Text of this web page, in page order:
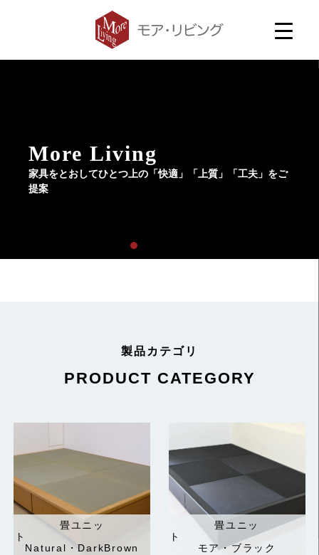
More Living
家具をとおしてひとつ上の「快適」「上質」「工夫」をご
提案
製品カテゴリ
PRODUCT CATEGORY
畳ユニッ
ト
Natural・DarkBrown
畳ユニッ
ト
モア・ブラック